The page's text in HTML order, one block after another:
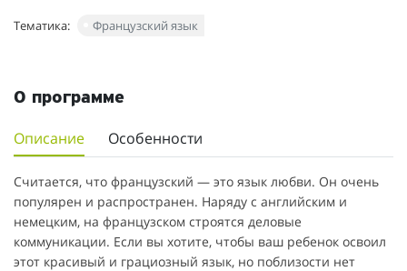
Тематика: Французский язык
О программе
Описание Особенности
Считается, что французский — это язык любви. Он очень
популярен и распространен. Наряду с английским и
немецким, на французском строятся деловые
коммуникации. Если вы хотите, чтобы ваш ребенок освоил
этот красивый и грациозный язык, но поблизости нет